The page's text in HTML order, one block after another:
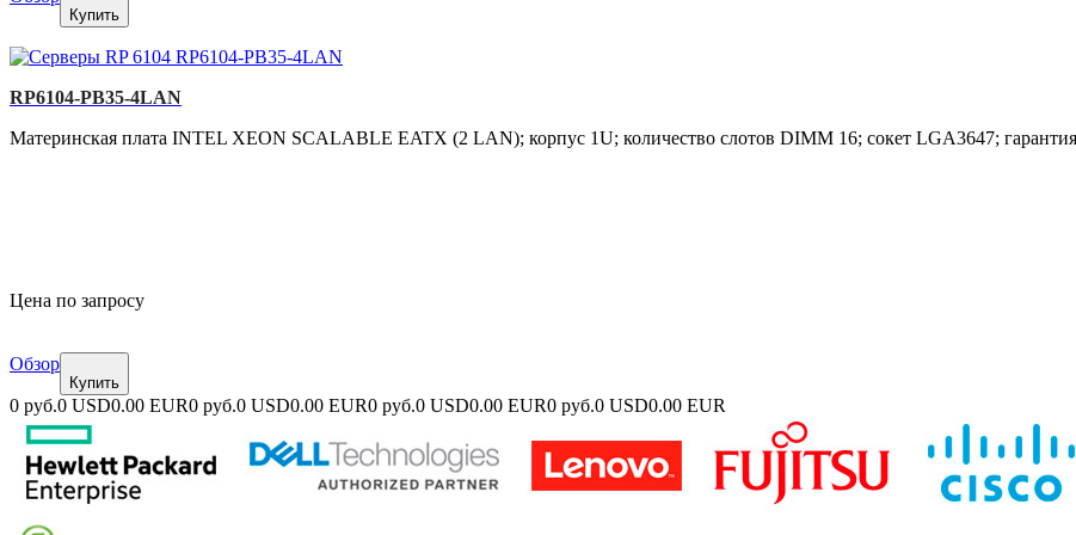
Купить
RP6104-PB35-4LAN
Материнская плата INTEL XEON SCALABLE EATX (2 LAN); корпус 1U; количество слотов DIMM 16; сокет LGA3647;
Цена по запросу
Обзор
Купить
0 руб.0 USD0.00 EUR0 руб.0 USD0.00 EUR0 руб.0 USD0.00 EUR0 руб.0 USD0.00 EUR